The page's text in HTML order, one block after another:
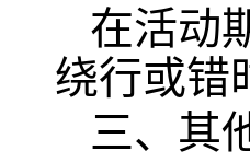
在活动
绕行或错
三、其